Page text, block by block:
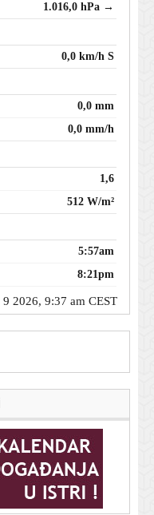
1.016,0 hPa →
0,0 km/h S
0,0 mm
0,0 mm/h
1,6
512 W/m²
5:57am
8:21pm
2026, 9:37 am CEST